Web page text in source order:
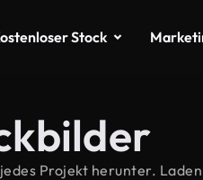
Stock
Projekt herunter.